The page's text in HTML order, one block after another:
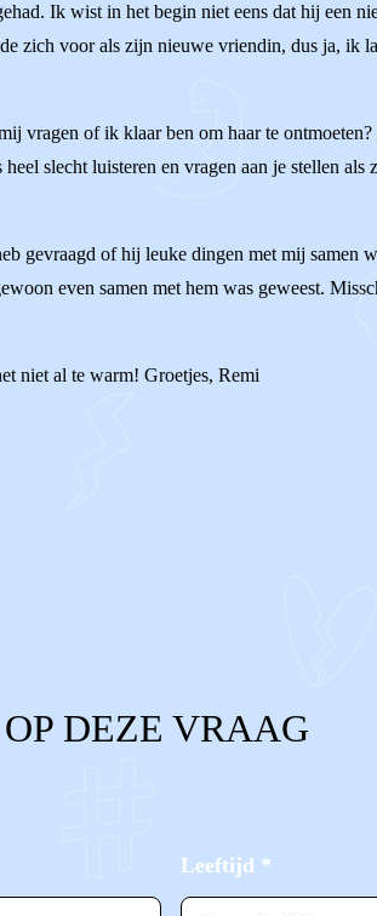
Ik wist in het begin niet eens dat hij een
zich voor als zijn nieuwe vriendin, dus ja, ik
vragen of ik klaar ben om haar te
slecht luisteren en vragen aan je stellen
gevraagd of hij leuke dingen met mij
even samen met hem was geweest.
niet al te warm! Groetjes, Remi
DEZE VRAAG
Leeftijd *